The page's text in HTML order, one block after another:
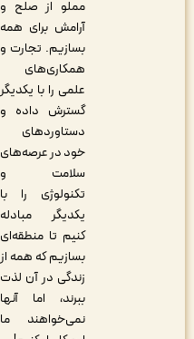
مملو از صلح و
آرامش برای همه
بسازیم. تجارت و
همکاری‌های
علمی را با یکدیگر
گسترش داده و
دستاوردهای
خود در عرصه‌های
سلامت و
تکنولوژی را با
یکدیگر مبادله
کنیم تا منطقه‌ای
بسازیم که همه از
زندگی در آن لذت
ببرند، اما آنها
نمی‌خواهند ما